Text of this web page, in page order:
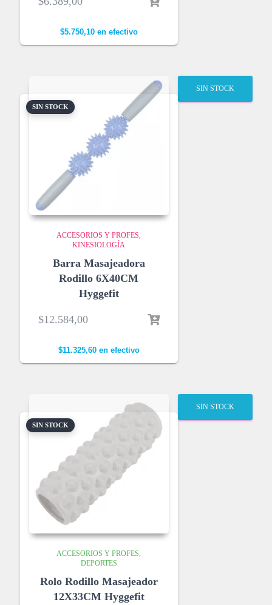
$5.750,10en efectivo
SIN STOCK
ACCESORIOS Y PROFES
KINESIOLOGÍA
Barra Masajeadora
Rodillo 6X40CM
Hyggefit
$12.584,00
$11.325,60en efectivo
SIN STOCK
SIN STOCK
ACCESORIOS Y PROFES
DEPORTES
Rolo Rodillo Masajeador
12X33CM Hyggefit
SIN STOCK